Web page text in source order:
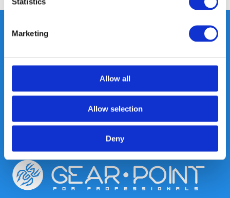
Marketing
Allow all
Allow selection
Deny
contact met ons op.
Out of the box met klanten meedenken
is onze kracht.
info@gearpoint.nl